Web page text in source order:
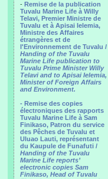
- Remise de la publication
Tuvalu Marine Life à Willy
Telavi, Premier Ministre de
Tuvalu et à Apisai Ielemia,
Ministre des Affaires
étrangères et de
l'Environnement de Tuvalu /
Handing of the Tuvalu
Marine Life publication to
Tuvalu Prime Minister Willy
Telavi and to Apisai Ielemia,
Minister of Foreign Affairs
and Environment.
- Remise des copies
électroniques des rapports
Tuvalu Marine Life à Sam
Finikaso, Patron du service
des Pêches de Tuvalu et
Uluao Lauti, représentant
du Kaupule de Funafuti /
Handing of the Tuvalu
Marine Life reports’
electronic copies Sam
Finikaso, Head of Tuvalu